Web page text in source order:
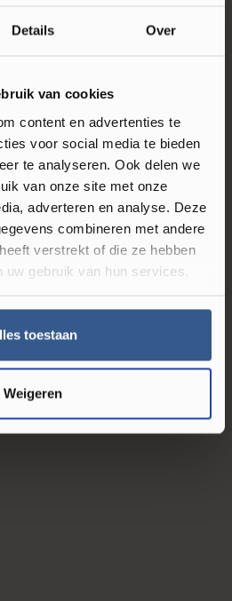
Details Over
van cookies
content en advertenties te
voor social media te bieden
te analyseren. Ook delen we
van onze site met onze
adverteren en analyse. Deze
combineren met andere
verstrekt of die ze hebben
gebruik van hun services.
toestaan
Weigeren